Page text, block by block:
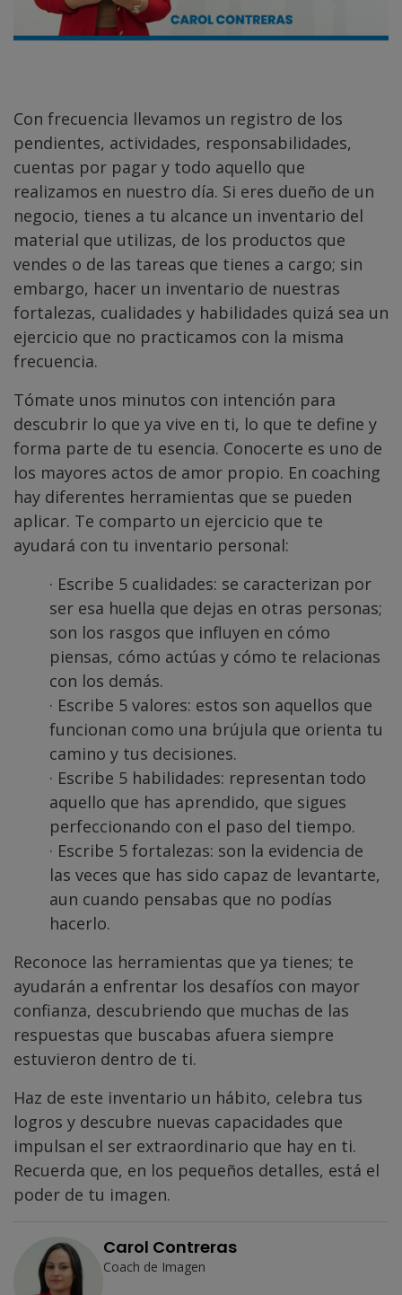
Con frecuencia llevamos un registro de los
pendientes, actividades, responsabilidades,
cuentas por pagar y todo aquello que
realizamos en nuestro día. Si eres dueño de un
negocio, tienes a tu alcance un inventario del
material que utilizas, de los productos que
vendes o de las tareas que tienes a cargo; sin
embargo, hacer un inventario de nuestras
fortalezas, cualidades y habilidades quizá sea un
ejercicio que no practicamos con la misma
frecuencia.
Tómate unos minutos con intención para
descubrir lo que ya vive en ti, lo que te define y
forma parte de tu esencia. Conocerte es uno de
los mayores actos de amor propio. En coaching
hay diferentes herramientas que se pueden
aplicar. Te comparto un ejercicio que te
ayudará con tu inventario personal:
· Escribe 5 cualidades: se caracterizan por
ser esa huella que dejas en otras personas;
son los rasgos que influyen en cómo
piensas, cómo actúas y cómo te relacionas
con los demás.
· Escribe 5 valores: estos son aquellos que
funcionan como una brújula que orienta tu
camino y tus decisiones.
· Escribe 5 habilidades: representan todo
aquello que has aprendido, que sigues
perfeccionando con el paso del tiempo.
· Escribe 5 fortalezas: son la evidencia de
las veces que has sido capaz de levantarte,
aun cuando pensabas que no podías
hacerlo.
Reconoce las herramientas que ya tienes; te
ayudarán a enfrentar los desafíos con mayor
confianza, descubriendo que muchas de las
respuestas que buscabas afuera siempre
estuvieron dentro de ti.
Haz de este inventario un hábito, celebra tus
logros y descubre nuevas capacidades que
impulsan el ser extraordinario que hay en ti.
Recuerda que, en los pequeños detalles, está el
poder de tu imagen.
Carol Contreras
Coach de Imagen